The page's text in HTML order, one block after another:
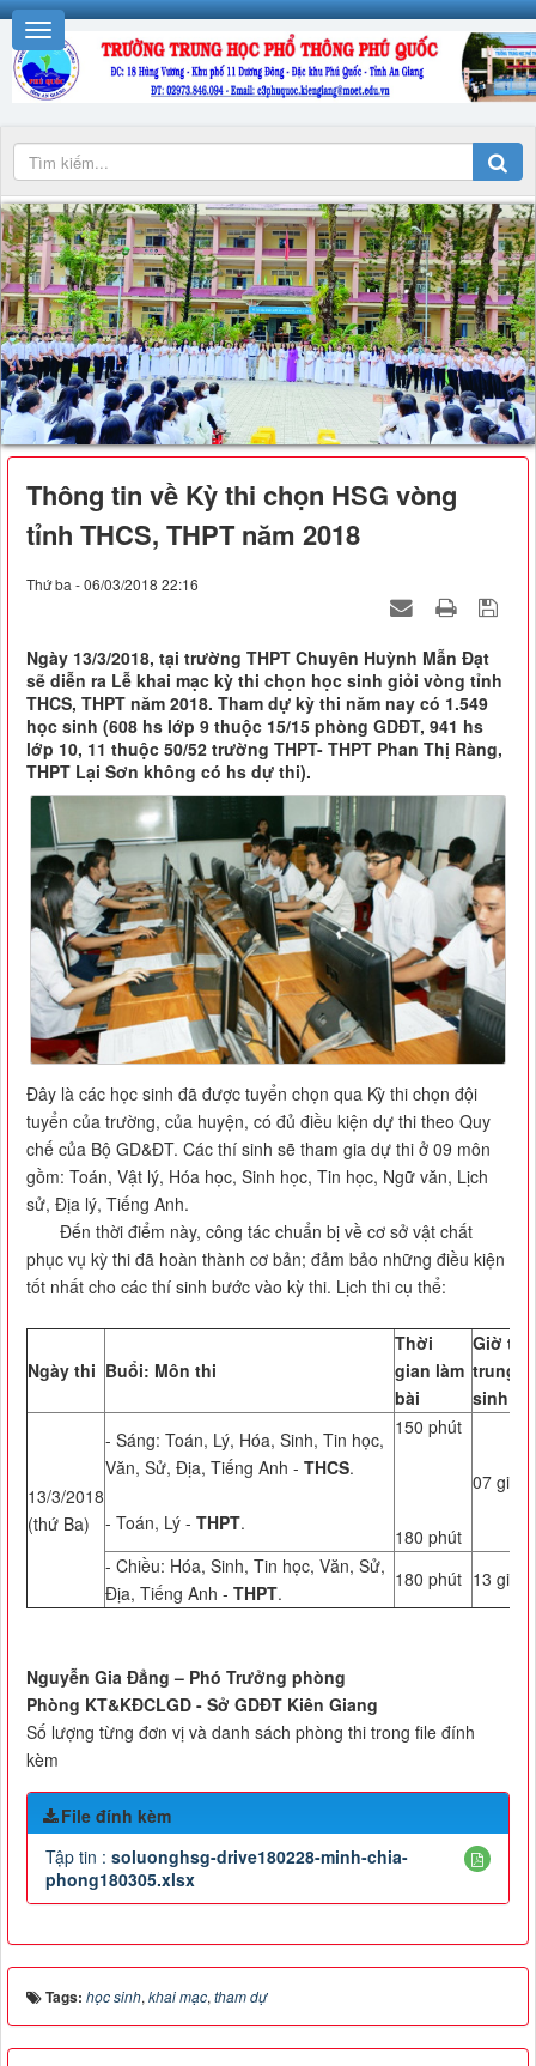
Thông tin về Kỳ thi chọn HSG vòng
tỉnh THCS, THPT năm 2018
Thứ ba - 06/03/2018 22:16
Ngày 13/3/2018, tại trường THPT Chuyên Huỳnh Mẫn Đạt
sẽ diễn ra Lễ khai mạc kỳ thi chọn học sinh giỏi vòng tỉnh
THCS, THPT năm 2018. Tham dự kỳ thi năm nay có 1.549
học sinh (608 hs lớp 9 thuộc 15/15 phòng GDĐT, 941 hs
lớp 10, 11 thuộc 50/52 trường THPT- THPT Phan Thị Ràng,
THPT Lại Sơn không có hs dự thi).
Đây là các học sinh đã được tuyển chọn qua Kỳ thi chọn đội
tuyển của trường, của huyện, có đủ điều kiện dự thi theo Quy
chế của Bộ GD&ĐT. Các thí sinh sẽ tham gia dự thi ở 09 môn
gồm: Toán, Vật lý, Hóa học, Sinh học, Tin học, Ngữ văn, Lịch
sử, Địa lý, Tiếng Anh.
Đến thời điểm này, công tác chuẩn bị về cơ sở vật chất
phục vụ kỳ thi đã hoàn thành cơ bản; đảm bảo những điều kiện
tốt nhất cho các thí sinh bước vào kỳ thi. Lịch thi cụ thể:
Ngày thi Buổi: Môn thi
Thời
gian làm
bài
Giờ tập
trung
sinh
13/3/2018
(thứ Ba)
- Sáng: Toán, Lý, Hóa, Sinh, Tin học,
Văn, Sử, Địa, Tiếng Anh - THCS.
- Toán, Lý - THPT.
150 phút
180 phút
07 giờ
- Chiều: Hóa, Sinh, Tin học, Văn, Sử,
Địa, Tiếng Anh - THPT.
180 phút 13 giờ
Nguyễn Gia Đẳng – Phó Trưởng phòng
Phòng KT&KĐCLGD - Sở GDĐT Kiên Giang
Số lượng từng đơn vị và danh sách phòng thi trong file đính
kèm
File đính kèm
Tập tin : soluonghsg-drive180228-minh-chia-
phong180305.xlsx
Tags: học sinh, khai mạc, tham dự